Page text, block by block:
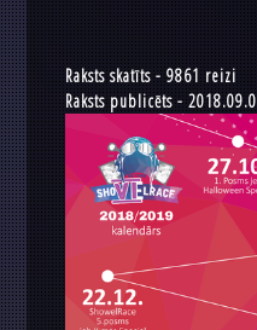
Raksts skatīts - 9861 reizi
Raksts publicēts -